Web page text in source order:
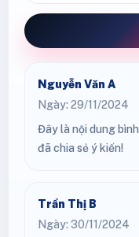
Nguyễn Văn A
Ngày: 29/11/2024
Đây là nội dung
đã chia sẻ ý kiến!
Trần Thị B
Ngày: 30/11/2024